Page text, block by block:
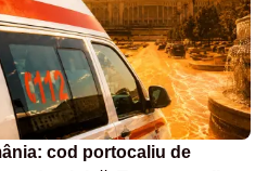
cod portocaliu de